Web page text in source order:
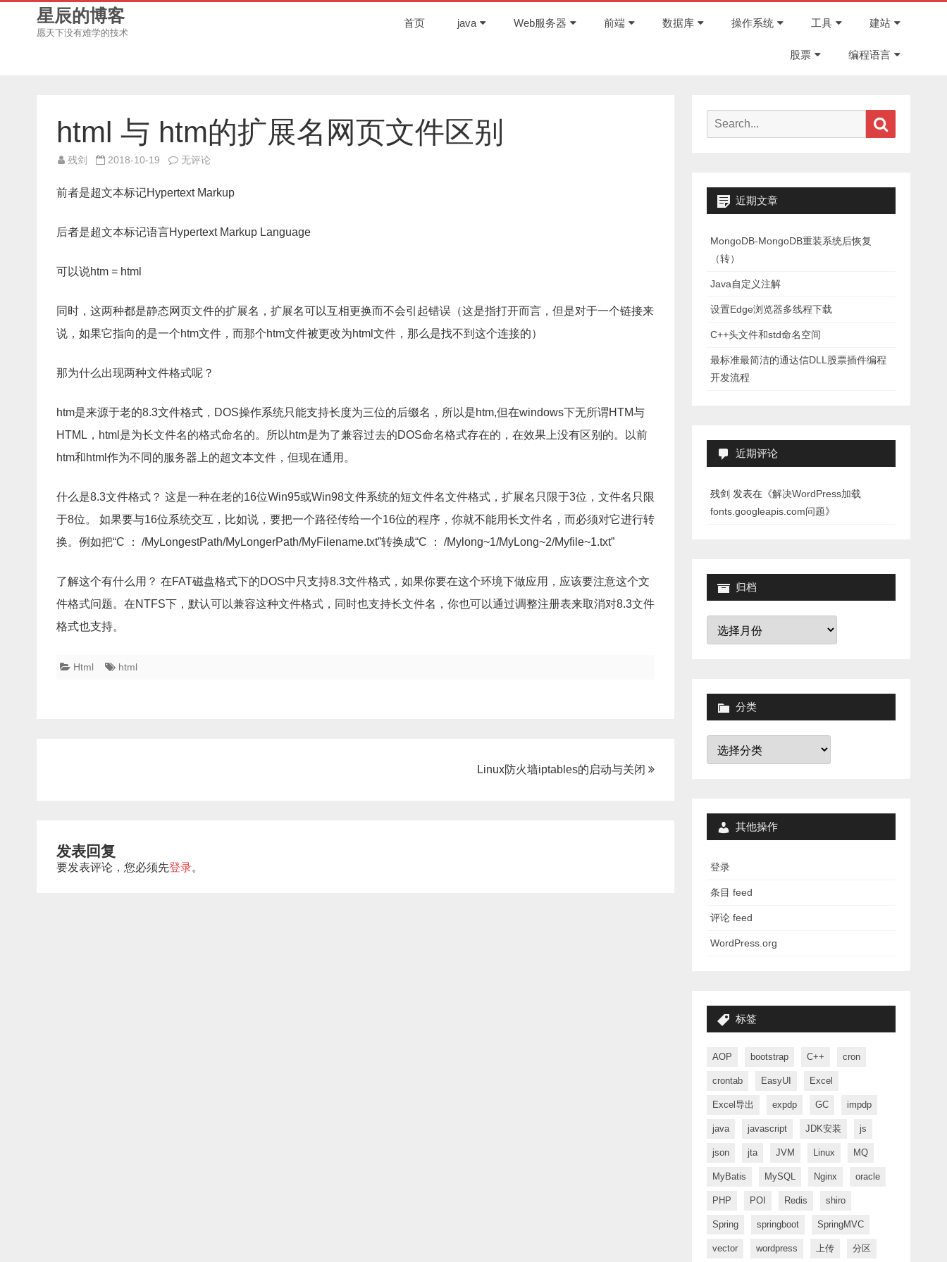
星辰的博客
愿天下没有难学的技术
首页 java Web服务器 前端 数据库 操作系统 工具 建站
股票 编程语言
html 与 htm的扩展名网页文件区别
残剑 2018-10-19
html
的
扩
网
页
无评论
前者是超文本标记Hypertext Markup
后者是超文本标记语言Hypertext Markup Language
可以说htm = html
同时，这两种都是静态网页文件的扩展名，扩展名可以互相更换而不会引起错误（这是指打开而言，但是对于一个链接来
说，如果它指向的是一个htm文件，而那个htm文件被更改为html文件，那么是找不到这个连接的）
那为什么出现两种文件格式呢？
htm是来源于老的8.3文件格式，DOS操作系统只能支持长度为三位的后缀名，所以是htm,但在windows下无所谓HTM与
HTML，html是为长文件名的格式命名的。所以htm是为了兼容过去的DOS命名格式存在的，在效果上没有区别的。以前
htm和html作为不同的服务器上的超文本文件，但现在通用。
什么是8.3文件格式？ 这是一种在老的16位Win95或Win98文件系统的短文件名文件格式，扩展名只限于3位，文件名只限
于8位。 如果要与16位系统交互，比如说，要把一个路径传给一个16位的程序，你就不能用长文件名，而必须对它进行转
换。例如把“C ： /MyLongestPath/MyLongerPath/MyFilename.txt”转换成“C ： /Mylong~1/MyLong~2/Myfile~1.txt”
了解这个有什么用？ 在FAT磁盘格式下的DOS中只支持8.3文件格式，如果你要在这个环境下做应用，应该要注意这个文
件格式问题。在NTFS下，默认可以兼容这种文件格式，同时也支持长文件名，你也可以通过调整注册表来取消对8.3文件
格式也支持。
Html html
Linux防火墙iptables的启动与关闭
发表回复
要发表评论，您必须先登录。
Search
近期文章
MongoDB-MongoDB重装系统后恢复
（转）
Java自定义注解
设置Edge浏览器多线程下载
C++头文件和std命名空间
最标准最简洁的通达信DLL股票插件编程
开发流程
近期评论
残剑 发表在《解决WordPress加载
fonts.googleapis.com问题》
归档
归
分类
分
其他操作
登录
条目 feed
评论 feed
WordPress.org
标签
AOP bootstrap C++ cron
crontab EasyUI Excel
Excel导出 expdp GC impdp
java javascript JDK安装 js
json jta JVM Linux MQ
MyBatis MySQL Nginx oracle
PHP POI Redis shiro
Spring springboot SpringMVC
vector wordpress 上传 分区